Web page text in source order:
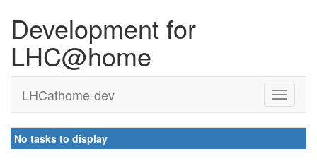
Development for
LHC@home
LHCathome-dev
No tasks to display